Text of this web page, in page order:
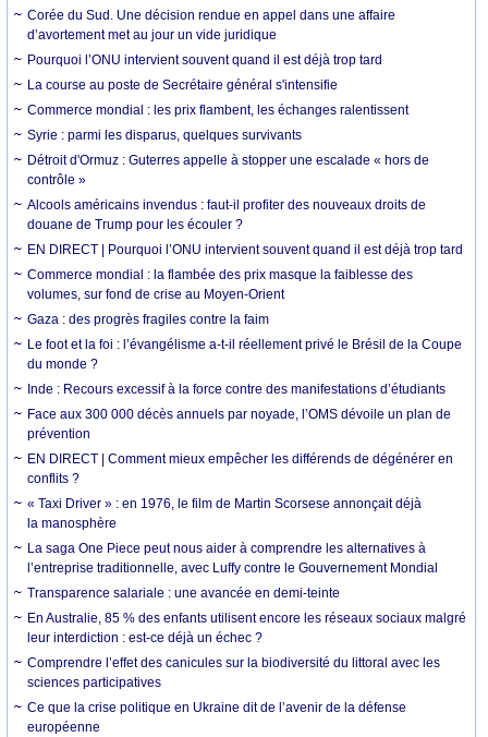
Corée du Sud. Une décision rendue en appel dans une affaire
d’avortement met au jour un vide juridique
Pourquoi l’ONU intervient souvent quand il est déjà trop tard
La course au poste de Secrétaire général s'intensifie
Commerce mondial : les prix flambent, les échanges ralentissent
Syrie : parmi les disparus, quelques survivants
Détroit d'Ormuz : Guterres appelle à stopper une escalade « hors de
contrôle »
Alcools américains invendus : faut-il profiter des nouveaux droits de
douane de Trump pour les écouler ?
EN DIRECT | Pourquoi l’ONU intervient souvent quand il est déjà trop tard
Commerce mondial : la flambée des prix masque la faiblesse des
volumes, sur fond de crise au Moyen-Orient
Gaza : des progrès fragiles contre la faim
Le foot et la foi : l’évangélisme a-t-il réellement privé le Brésil de la Coupe
du monde ?
Inde : Recours excessif à la force contre des manifestations d’étudiants
Face aux 300 000 décès annuels par noyade, l’OMS dévoile un plan de
prévention
EN DIRECT | Comment mieux empêcher les différends de dégénérer en
conflits ?
« Taxi Driver » : en 1976, le film de Martin Scorsese annonçait déjà
la manosphère
La saga One Piece peut nous aider à comprendre les alternatives à
l’entreprise traditionnelle, avec Luffy contre le Gouvernement Mondial
Transparence salariale : une avancée en demi-teinte
En Australie, 85 % des enfants utilisent encore les réseaux sociaux malgré
leur interdiction : est-ce déjà un échec ?
Comprendre l’effet des canicules sur la biodiversité du littoral avec les
sciences participatives
Ce que la crise politique en Ukraine dit de l’avenir de la défense
européenne